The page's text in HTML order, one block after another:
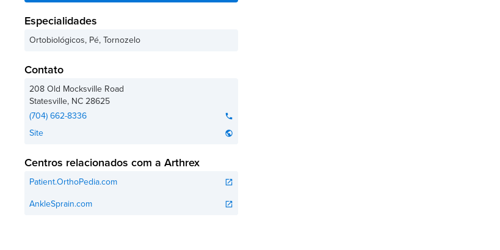
Especialidades
Ortobiológicos, Pé, Tornozelo
Contato
208 Old Mocksville Road
Statesville, NC28625
(704) 662-8336
phone
Site public
Centros relacionados com a Arthrex
Patient.OrthoPedia.com open_in_new
AnkleSprain.com open_in_new